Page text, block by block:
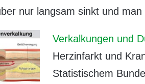
nur langsam sinkt und
Verkalkungen und
Herzinfarkt und
Statistischem